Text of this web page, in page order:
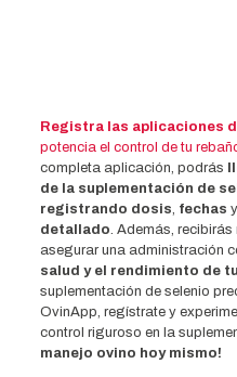
Registra las aplicaciones
potencia el control de tu
completa aplicación, podrás
de la suplementación de
registrando dosis, fechas y
detallado. Además,
asegurar una administración
salud y el rendimiento de
suplementación de selenio
OvinApp, regístrate y
control riguroso en la
manejo ovino hoy mismo!